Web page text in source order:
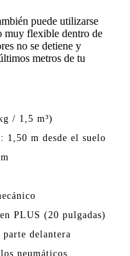
puede utilizarse
muy flexible dentro de
no se detiene y
metros de tu
/ 1,5 m³)
1,50 m desde el suelo
PLUS (20 pulgadas)
delantera
neumáticos